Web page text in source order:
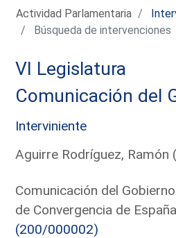
Actividad Parlamentaria
Búsqueda de intervenciones
VI Legislatura
Comunicación del
Interviniente
Aguirre Rodríguez, Ramón
Comunicación del
de Convergencia de
(200/000002)